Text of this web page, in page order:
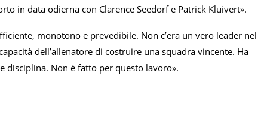
in data odierna con Clarence Seedorf e Patrick Kluivert».
monotono e prevedibile. Non c’era un vero leader nel
dell’allenatore di costruire una squadra vincente. Ha
Non è fatto per questo lavoro».